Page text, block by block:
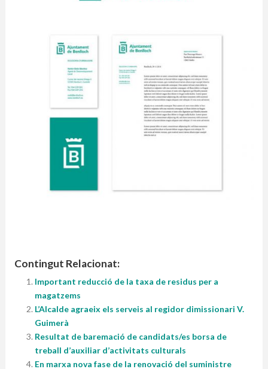
Contingut Relacionat:
Important reducció de la taxa de residus per a
magatzems
L’Alcalde agraeix els serveis al regidor dimissionari V.
Guimerà
Resultat de baremació de candidats/es borsa de
treball d’auxiliar d’activitats culturals
En marxa nova fase de la renovació del suministre